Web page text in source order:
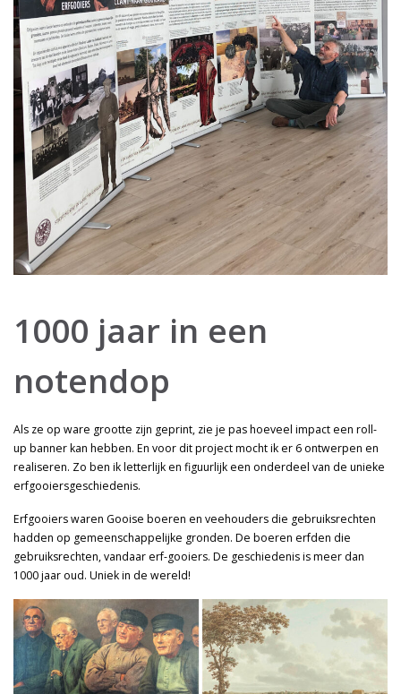
1000 jaar in een
notendop
Als ze op ware grootte zijn geprint, zie je pas hoeveel impact een roll-
up banner kan hebben. En voor dit project mocht ik er 6 ontwerpen en
realiseren. Zo ben ik letterlijk en figuurlijk een onderdeel van de unieke
erfgooiersgeschiedenis.
Erfgooiers waren Gooise boeren en veehouders die gebruiksrechten
hadden op gemeenschappelijke gronden. De boeren erfden die
gebruiksrechten, vandaar erf-gooiers. De geschiedenis is meer dan
1000 jaar oud. Uniek in de wereld!